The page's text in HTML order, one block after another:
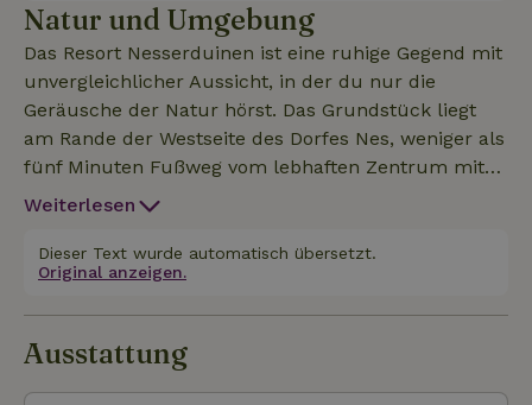
Vorderseite des Bungalows. Es gibt eine Feuerstelle
im Freien, die auch als Grill und Pizzaofen genutzt
werden kann. Waschmaschine und Trockner sind in
einem Nebengebäude der Anlage untergebracht.
Ein Essbereich und eine Sitzgruppe runden das
Angebot ab.
Natur und Umgebung
Das Resort Nesserduinen ist eine ruhige Gegend mit
unvergleichlicher Aussicht, in der du nur die
Geräusche der Natur hörst. Das Grundstück liegt
am Rande der Westseite des Dorfes Nes, weniger als
fünf Minuten Fußweg vom lebhaften Zentrum mit
seinen gemütlichen Terrassen, Restaurants und
der Strand sind in kurzer Zeit zu Fuß und mit dem
Fahrrad zu erreichen. Das Grundstück mit eigenen
Parkplätzen liegt hinter dem Kattenplas im
Windschatten des Waldes mit dauerhaft freiem Blick
auf die Binnendünen mit Ackerland und ist über
eine verkehrsfreie Sackgasse zu erreichen. Die
Weiterlesen
Dieser Text wurde automatisch übersetzt.
Original anzeigen.
Ausstattung